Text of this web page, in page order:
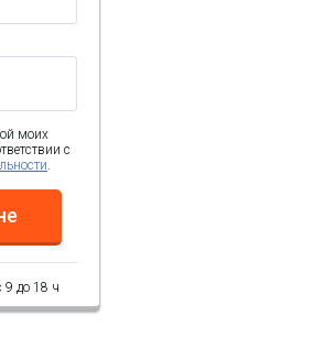
моих
с
до 18 ч